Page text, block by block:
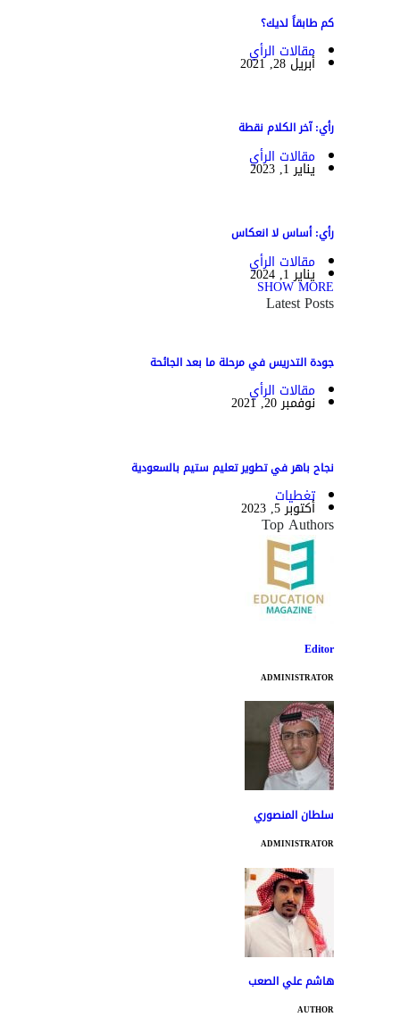
كم طابقاً لديك؟
مقالات الرأي
أبريل 28, 2021
رأي: آخر الكلام نقطة
مقالات الرأي
يناير 1, 2023
رأي: أساس لا انعكاس
مقالات الرأي
يناير 1, 2024
SHOW MORE
Latest Posts
جودة التدريس في مرحلة ما بعد الجائحة
مقالات الرأي
نوفمبر 20, 2021
نجاح باهر في تطوير تعليم ستيم بالسعودية
تغطيات
أكتوبر 5, 2023
Top Authors
Editor
ADMINISTRATOR
سلطان المنصوري
ADMINISTRATOR
هاشم علي الصعب
AUTHOR